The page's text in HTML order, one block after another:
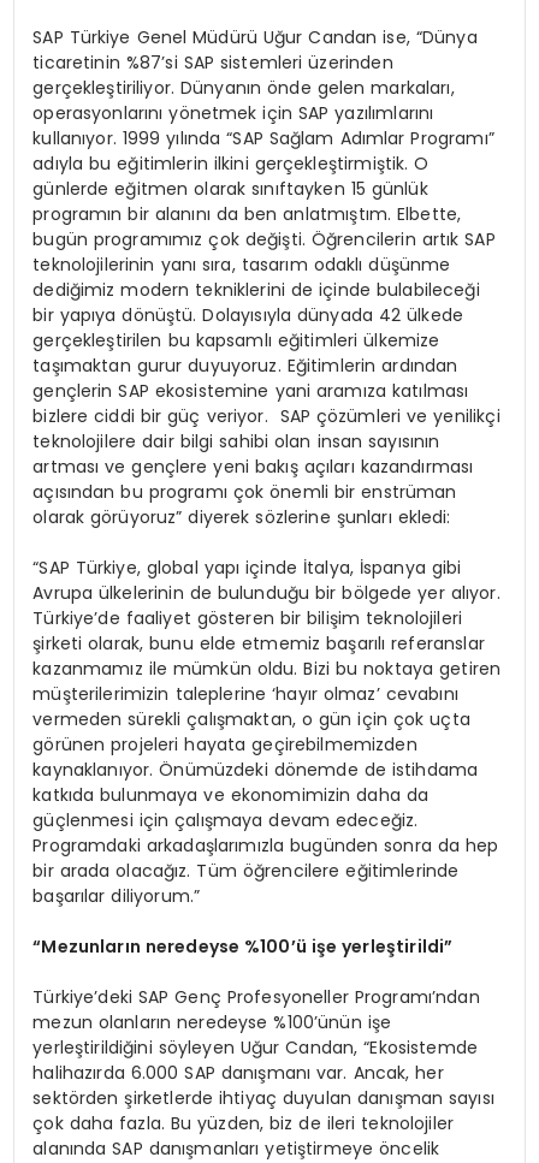
SAP Türkiye Genel Müdürü Uğur Candan ise, “Dünya
ticaretinin %87’si SAP sistemleri üzerinden
gerçekleştiriliyor. Dünyanın önde gelen markaları,
operasyonlarını yönetmek için SAP yazılımlarını
kullanıyor. 1999 yılında “SAP Sağlam Adımlar Programı”
adıyla bu eğitimlerin ilkini gerçekleştirmiştik. O
günlerde eğitmen olarak sınıftayken 15 günlük
programın bir alanını da ben anlatmıştım. Elbette,
bugün programımız çok değişti. Öğrencilerin artık SAP
teknolojilerinin yanı sıra, tasarım odaklı düşünme
dediğimiz modern tekniklerini de içinde bulabileceği
bir yapıya dönüştü. Dolayısıyla dünyada 42 ülkede
gerçekleştirilen bu kapsamlı eğitimleri ülkemize
taşımaktan gurur duyuyoruz. Eğitimlerin ardından
gençlerin SAP ekosistemine yani aramıza katılması
bizlere ciddi bir güç veriyor. SAP çözümleri ve yenilikçi
teknolojilere dair bilgi sahibi olan insan sayısının
artması ve gençlere yeni bakış açıları kazandırması
açısından bu programı çok önemli bir enstrüman
olarak görüyoruz” diyerek sözlerine şunları ekledi:
“SAP Türkiye, global yapı içinde İtalya, İspanya gibi
Avrupa ülkelerinin de bulunduğu bir bölgede yer alıyor.
Türkiye’de faaliyet gösteren bir bilişim teknolojileri
şirketi olarak, bunu elde etmemiz başarılı referanslar
kazanmamız ile mümkün oldu. Bizi bu noktaya getiren
müşterilerimizin taleplerine ‘hayır olmaz’ cevabını
vermeden sürekli çalışmaktan, o gün için çok uçta
görünen projeleri hayata geçirebilmemizden
kaynaklanıyor. Önümüzdeki dönemde de istihdama
katkıda bulunmaya ve ekonomimizin daha da
güçlenmesi için çalışmaya devam edeceğiz.
Programdaki arkadaşlarımızla bugünden sonra da hep
bir arada olacağız. Tüm öğrencilere eğitimlerinde
başarılar diliyorum.”
“Mezunların neredeyse %100’ü işe yerleştirildi”
Türkiye’deki SAP Genç Profesyoneller Programı’ndan
mezun olanların neredeyse %100’ünün işe
yerleştirildiğini söyleyen Uğur Candan, “Ekosistemde
halihazırda 6.000 SAP danışmanı var. Ancak, her
sektörden şirketlerde ihtiyaç duyulan danışman sayısı
çok daha fazla. Bu yüzden, biz de ileri teknolojiler
alanında SAP danışmanları yetiştirmeye öncelik